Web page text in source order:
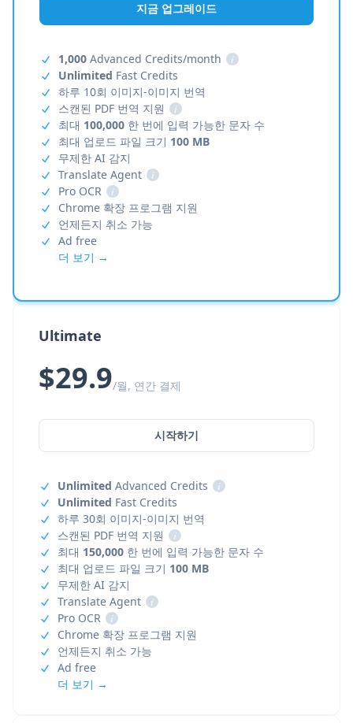
지금 업그레이드
1,000 Advanced Credits/month
i
Unlimited Fast Credits
하루 10회 이미지-이미지 번역
스캔된 PDF 번역 지원
i
최대 100,000 한 번에 입력 가능한 문자 수
최대 업로드 파일 크기 100 MB
무제한 AI 감지
Translate Agent
i
Pro OCR
i
Chrome 확장 프로그램 지원
언제든지 취소 가능
Ad free
더 보기 →
Ultimate
$29.9/월, 연간 결제
시작하기
Unlimited Advanced Credits
i
Unlimited Fast Credits
하루 30회 이미지-이미지 번역
스캔된 PDF 번역 지원
i
최대 150,000 한 번에 입력 가능한 문자 수
최대 업로드 파일 크기 100 MB
무제한 AI 감지
Translate Agent
i
Pro OCR
i
Chrome 확장 프로그램 지원
언제든지 취소 가능
Ad free
더 보기 →